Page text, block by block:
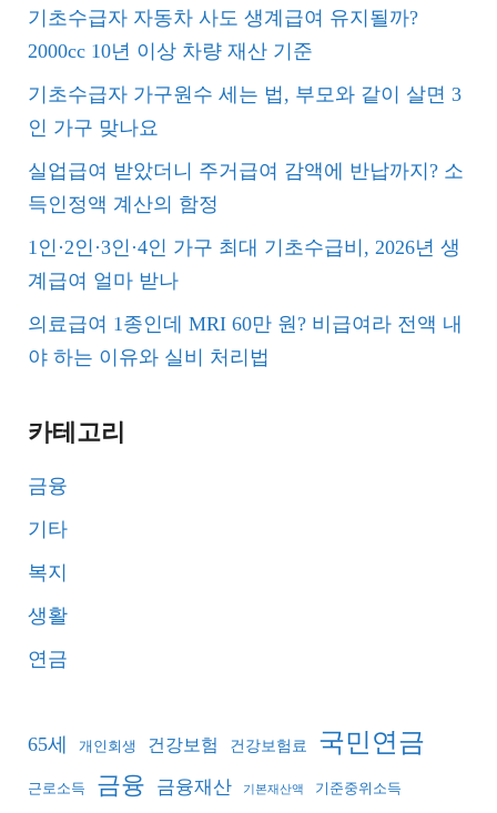
기초수급자 자동차 사도 생계급여 유지될까?
2000cc 10년 이상 차량 재산 기준
기초수급자 가구원수 세는 법, 부모와 같이 살면 3
인 가구 맞나요
실업급여 받았더니 주거급여 감액에 반납까지? 소
득인정액 계산의 함정
1인·2인·3인·4인 가구 최대 기초수급비, 2026년 생
계급여 얼마 받나
의료급여 1종인데 MRI 60만 원? 비급여라 전액 내
야 하는 이유와 실비 처리법
카테고리
금융
기타
복지
생활
연금
65세 개인회생 건강보험 건강보험료 국민연금
근로소득 금융 금융재산 기본재산액 기준중위소득